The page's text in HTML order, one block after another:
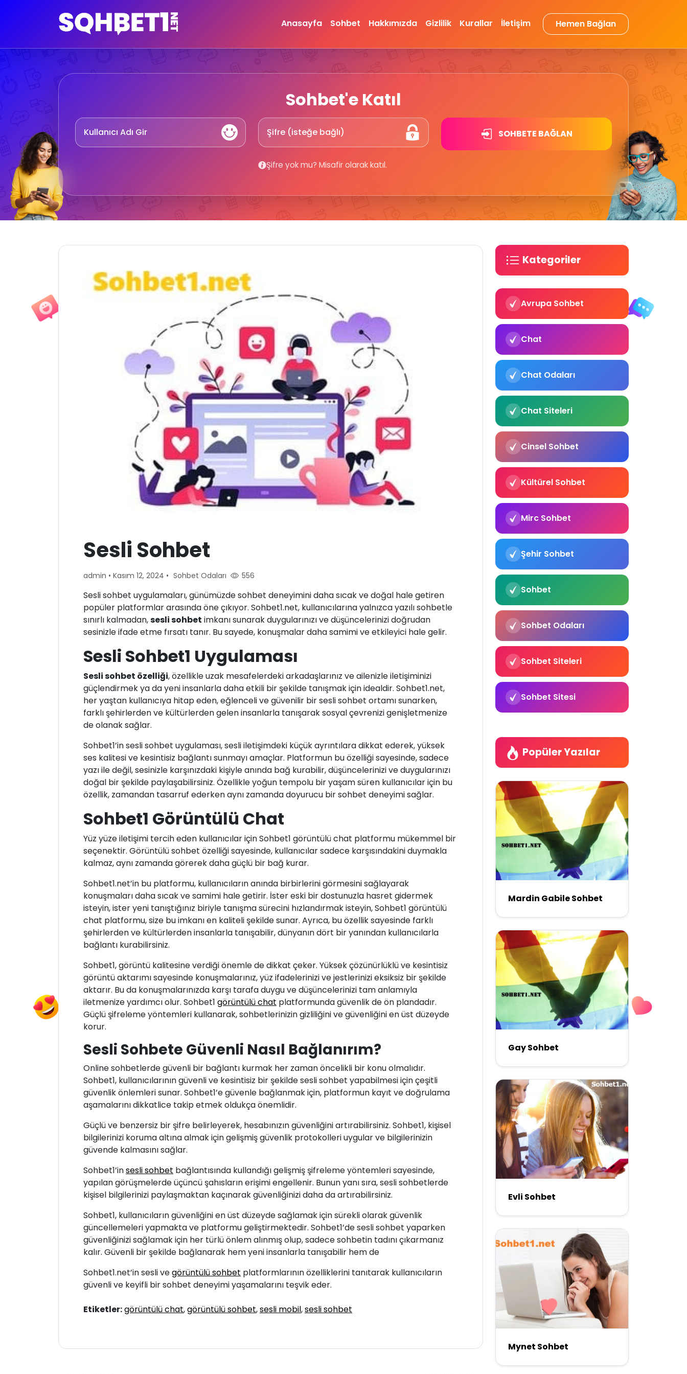
Anasayfa Sohbet Hakkımızda Gizlilik Kurallar İletişim Hemen Bağlan
Sohbet'e Katıl
Şifre yok mu? Misafir olarak katıl.
SOHBETE BAĞLAN
Sesli Sohbet
admin • Kasım 12, 2024 • Sohbet Odaları 556
Sesli sohbet uygulamaları, günümüzde sohbet deneyimini daha sıcak ve doğal hale getiren
popüler platformlar arasında öne çıkıyor. Sohbet1.net, kullanıcılarına yalnızca yazılı sohbetle
sınırlı kalmadan,sesli sohbet imkanı sunarak duygularınızı ve düşüncelerinizi doğrudan
sesinizle ifade etme fırsatı tanır. Bu sayede, konuşmalar daha samimi ve etkileyici hale gelir.
Sesli Sohbet1 Uygulaması
Sesli sohbet özelliği, özellikle uzak mesafelerdeki arkadaşlarınız ve ailenizle iletişiminizi
güçlendirmek ya da yeni insanlarla daha etkili bir şekilde tanışmak için idealdir. Sohbet1.net,
her yaştan kullanıcıya hitap eden, eğlenceli ve güvenilir bir sesli sohbet ortamı sunarken,
farklı şehirlerden ve kültürlerden gelen insanlarla tanışarak sosyal çevrenizi genişletmenize
de olanak sağlar.
Sohbet1’in sesli sohbet uygulaması, sesli iletişimdeki küçük ayrıntılara dikkat ederek, yüksek
ses kalitesi ve kesintisiz bağlantı sunmayı amaçlar. Platformun bu özelliği sayesinde, sadece
yazı ile değil, sesinizle karşınızdaki kişiyle anında bağ kurabilir, düşüncelerinizi ve duygularınızı
doğal bir şekilde paylaşabilirsiniz. Özellikle yoğun tempolu bir yaşam süren kullanıcılar için bu
özellik, zamandan tasarruf ederken aynı zamanda doyurucu bir sohbet deneyimi sağlar.
Sohbet1 Görüntülü Chat
Yüz yüze iletişimi tercih eden kullanıcılar için Sohbet1 görüntülü chat platformu mükemmel bir
seçenektir. Görüntülü sohbet özelliği sayesinde, kullanıcılar sadece karşısındakini duymakla
kalmaz, aynı zamanda görerek daha güçlü bir bağ kurar.
Sohbet1.net’in bu platformu, kullanıcıların anında birbirlerini görmesini sağlayarak
konuşmaları daha sıcak ve samimi hale getirir. İster eski bir dostunuzla hasret gidermek
isteyin, ister yeni tanıştığınız biriyle tanışma sürecini hızlandırmak isteyin, Sohbet1 görüntülü
chat platformu, size bu imkanı en kaliteli şekilde sunar. Ayrıca, bu özellik sayesinde farklı
şehirlerden ve kültürlerden insanlarla tanışabilir, dünyanın dört bir yanından kullanıcılarla
bağlantı kurabilirsiniz.
Sohbet1, görüntü kalitesine verdiği önemle de dikkat çeker. Yüksek çözünürlüklü ve kesintisiz
görüntü aktarımı sayesinde konuşmalarınız, yüz ifadelerinizi ve jestlerinizi eksiksiz bir şekilde
aktarır. Bu da konuşmalarınızda karşı tarafa duygu ve düşüncelerinizi tam anlamıyla
iletmenize yardımcı olur. Sohbet1 görüntülü chat platformunda güvenlik de ön plandadır.
Güçlü şifreleme yöntemleri kullanarak, sohbetlerinizin gizliliğini ve güvenliğini en üst düzeyde
korur.
Sesli Sohbete Güvenli Nasıl Bağlanırım?
Online sohbetlerde güvenli bir bağlantı kurmak her zaman öncelikli bir konu olmalıdır.
Sohbet1, kullanıcılarının güvenli ve kesintisiz bir şekilde sesli sohbet yapabilmesi için çeşitli
güvenlik önlemleri sunar. Sohbet1’e güvenle bağlanmak için, platformun kayıt ve doğrulama
aşamalarını dikkatlice takip etmek oldukça önemlidir.
Güçlü ve benzersiz bir şifre belirleyerek, hesabınızın güvenliğini artırabilirsiniz. Sohbet1, kişisel
bilgilerinizi koruma altına almak için gelişmiş güvenlik protokolleri uygular ve bilgilerinizin
güvende kalmasını sağlar.
Sohbet1’insesli sohbet bağlantısında kullandığı gelişmiş şifreleme yöntemleri sayesinde,
yapılan görüşmelerde üçüncü şahısların erişimi engellenir. Bunun yanı sıra, sesli sohbetlerde
kişisel bilgilerinizi paylaşmaktan kaçınarak güvenliğinizi daha da artırabilirsiniz.
Sohbet1, kullanıcıların güvenliğini en üst düzeyde sağlamak için sürekli olarak güvenlik
güncellemeleri yapmakta ve platformu geliştirmektedir. Sohbet1’de sesli sohbet yaparken
güvenliğinizi sağlamak için her türlü önlem alınmış olup, sadece sohbetin tadını çıkarmanız
kalır. Güvenli bir şekilde bağlanarak hem yeni insanlarla tanışabilir hem de
Sohbet1.net’in sesli vegörüntülü sohbet platformlarının özelliklerini tanıtarak kullanıcıların
güvenli ve keyifli bir sohbet deneyimi yaşamalarını teşvik eder.
Etiketler:görüntülü chat,görüntülü sohbet,sesli mobil,sesli sohbet
Kategoriler
Avrupa Sohbet
Chat
Chat Odaları
Chat Siteleri
Cinsel Sohbet
Kültürel Sohbet
Mirc Sohbet
Şehir Sohbet
Sohbet
Sohbet Odaları
Sohbet Siteleri
Sohbet Sitesi
Popüler Yazılar
Mardin Gabile Sohbet
Gay Sohbet
Evli Sohbet
Mynet Sohbet